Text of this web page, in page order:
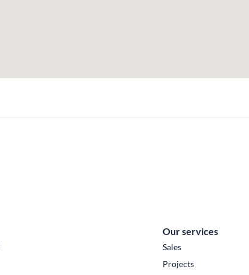
Our services
Sales
Projects